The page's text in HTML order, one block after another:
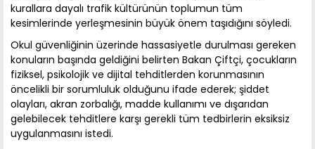
kurallara dayalı trafik kültürünün toplumun tüm
kesimlerinde yerleşmesinin büyük önem taşıdığını söyledi.
Okul güvenliğinin üzerinde hassasiyetle durulması gereken
konuların başında geldiğini belirten Bakan Çiftçi, çocukların
fiziksel, psikolojik ve dijital tehditlerden korunmasının
öncelikli bir sorumluluk olduğunu ifade ederek; şiddet
olayları, akran zorbalığı, madde kullanımı ve dışarıdan
gelebilecek tehditlere karşı gerekli tüm tedbirlerin eksiksiz
uygulanmasını istedi.